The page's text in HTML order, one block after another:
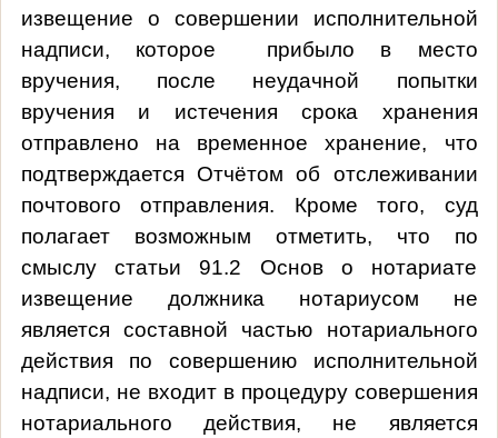
извещение о совершении исполнительной
надписи, которое прибыло в место
вручения, после неудачной попытки
вручения и истечения срока хранения
отправлено на временное хранение, что
подтверждается Отчётом об отслеживании
почтового отправления. Кроме того, суд
полагает возможным отметить, что по
смыслу статьи 91.2 Основ о нотариате
извещение должника нотариусом не
является составной частью нотариального
действия по совершению исполнительной
надписи, не входит в процедуру совершения
нотариального действия, не является